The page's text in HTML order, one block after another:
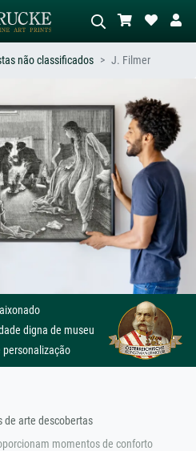
–
Descreva a cena – ex: prado verde,
abstrato com muito vermelho, pintura
a óleo escura, nu em pé ao lado de
uma árvore.
não classificados J. Filmer
digna de museu
personalização
de arte descobertas
momentos de conforto